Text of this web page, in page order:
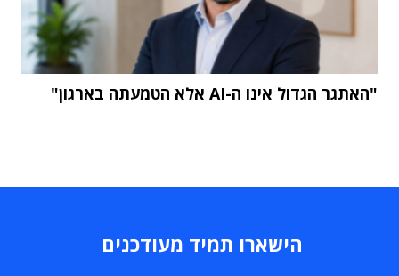
"האתגר הגדול אינו ה-AI אלא הטמעתה בארגון"
הישארו תמיד מעודכנים